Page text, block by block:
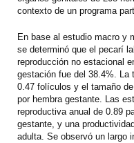
contexto de un programa
En base al estudio macro y
se determinó que el pecarí
reproducción no estacional
gestación fue del 38.4%. La
0.47 folículos y el tamaño
por hembra gestante. Las
reproductiva anual de 0.89
gestante, y una
adulta. Se observó un largo